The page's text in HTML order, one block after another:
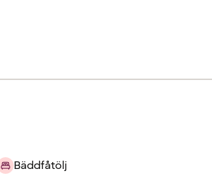
Bäddfåtölj